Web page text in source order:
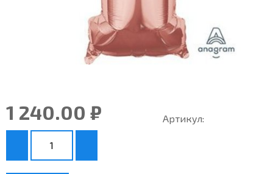
1 240.00 ₽ Артикул: